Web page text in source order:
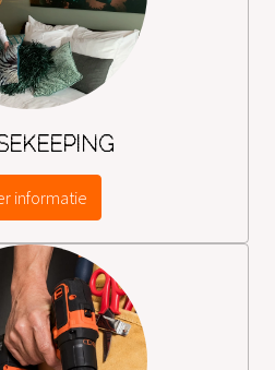
informatie